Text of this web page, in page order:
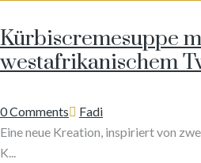
Kürbiscremesuppe
westafrikanischem
0 Comments Author
Fadi
Eine neue Kreation, inspiriert von
K...